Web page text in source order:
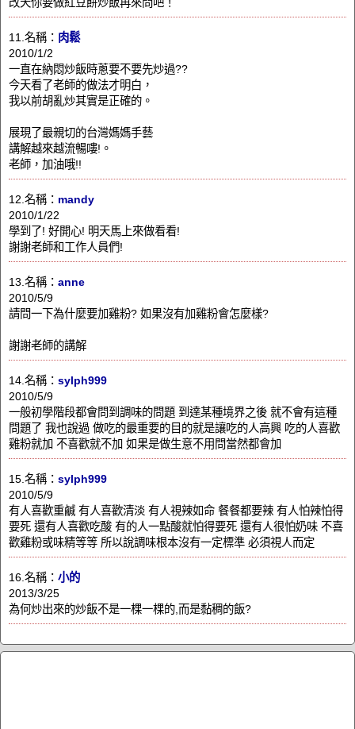
改天你要做紅豆餅炒飯再來問吧！
11.名稱： 肉鬆
2010/1/2
一直在納悶炒飯時蔥要不要先炒過??
今天看了老師的做法才明白，
我以前胡亂炒其實是正確的。
展現了最親切的台灣媽媽手藝
講解越來越流暢嘍!。
老師，加油哦!!
12.名稱： mandy
2010/1/22
學到了! 好開心! 明天馬上來做看看!
謝謝老師和工作人員們!
13.名稱： anne
2010/5/9
請問一下為什麼要加雞粉? 如果沒有加雞粉會怎麼樣?
謝謝老師的講解
14.名稱： sylph999
2010/5/9
一般初學階段都會問到調味的問題 到達某種境界之後 就不會有這種
問題了 我也說過 做吃的最重要的目的就是讓吃的人高興 吃的人喜歡
雞粉就加 不喜歡就不加 如果是做生意不用問當然都會加
15.名稱： sylph999
2010/5/9
有人喜歡重鹹 有人喜歡清淡 有人視辣如命 餐餐都要辣 有人怕辣怕得
要死 還有人喜歡吃酸 有的人一點酸就怕得要死 還有人很怕奶味 不喜
歡雞粉或味精等等 所以說調味根本沒有一定標準 必須視人而定
16.名稱： 小的
2013/3/25
為何炒出來的炒飯不是一棵一棵的,而是黏稠的飯?